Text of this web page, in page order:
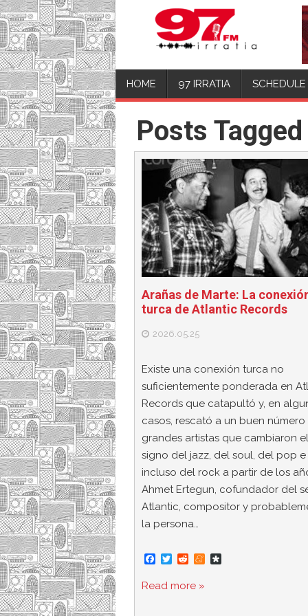
HOME 97 IRRATIA SCHEDULE
Posts Tagged
Arañas de Marte: La
turca de Atlantic Records
2026.05.25
Existe una conexión turca no
suficientemente ponderada en
Records que catapultó y, en
casos, rescató a un buen número
grandes artistas que cambiaron el
signo del jazz, del soul, del pop e
incluso del rock a partir de los
Ahmet Ertegun, cofundador del
Atlantic, compositor y
la persona…
F
e
T
t
R
d
M
Read more »